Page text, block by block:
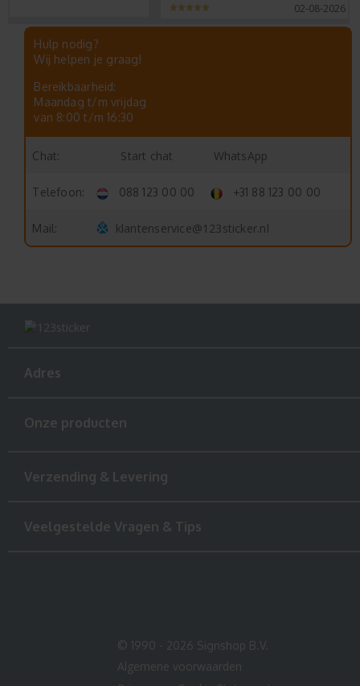
02-08-2026
Hulp nodig?
Wij helpen je graag!
Bereikbaarheid:
Maandag t/m vrijdag
van 8:00 t/m 16:30
Chat: Start chat WhatsApp
Telefoon: 088 123 00 00 +31 88 123 00 00
Mail: klantenservice@123sticker.nl
Adres
Onze producten
Verzending & Levering
Veelgestelde Vragen & Tips
© 1990 - 2026 Signshop B.V.
Algemene voorwaarden